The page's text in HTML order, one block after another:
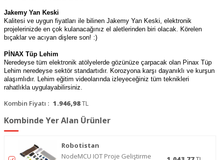
Jakemy Yan Keski
Kalitesi ve uygun fiyatları ile bilinen Jakemy Yan Keski, elektronik
projelerinizde en çok kulanacağınız el aletlerinden biri olacak. Körelen
bıçaklar ve acıyan dişlere son! :)
PİNAX Tüp Lehim
Neredeyse tüm elektronik atölyelerde gözünüze çarpacak olan Pinax Tüp
Lehim neredeyse sektör standartıdır. Korozyona karşı dayanıklı ve kurşun
alaşımlıdır. Lehim eğitim videolarında izleyeceğiniz tüm teknikleri
rahatlıkla uygulayabilirsiniz.
Kombin Fiyatı : 1.946,98TL
Kombinde Yer Alan Ürünler
Robotistan
NodeMCU IOT Proje Geliştirme